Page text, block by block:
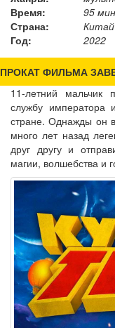
Время:
95
Страна:
Китай
Год:
2022
ПРОКАТ ФИЛЬМА
11-летний мальчик
службу императора
стране. Однажды он
много лет назад
друг другу и
магии, волшебства и